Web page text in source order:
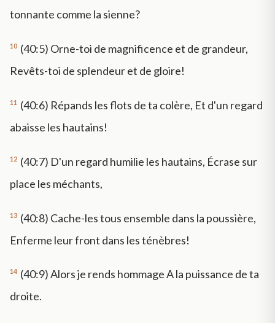
tonnante comme la sienne?
10 (40:5) Orne-toi de magnificence et de grandeur,
Revêts-toi de splendeur et de gloire!
11 (40:6) Répands les flots de ta colère, Et d'un regard
abaisse les hautains!
12 (40:7) D'un regard humilie les hautains, Écrase sur
place les méchants,
13 (40:8) Cache-les tous ensemble dans la poussière,
Enferme leur front dans les ténèbres!
14 (40:9) Alors je rends hommage A la puissance de ta
droite.